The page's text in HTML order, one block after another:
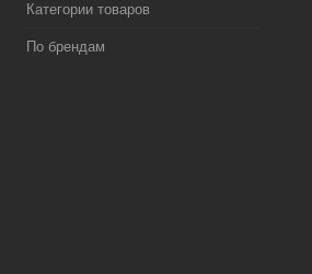
Категории товаров
По брендам